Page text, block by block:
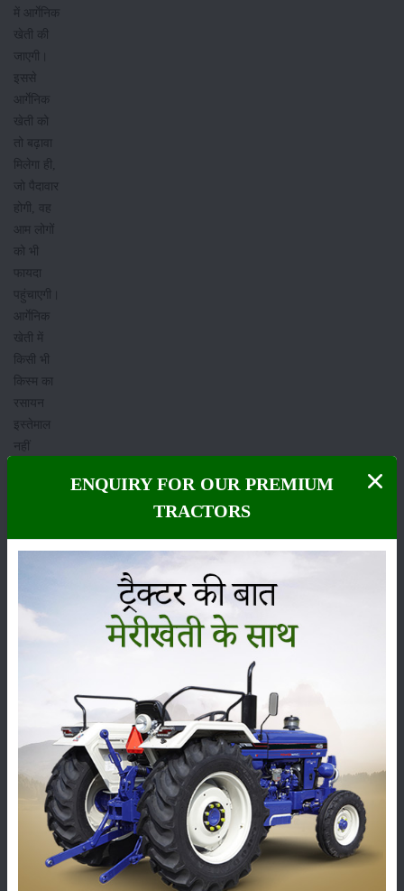
में आर्गेनिक
खेती की
जाएगी।
इससे
आर्गेनिक
खेती को
तो बढ़ावा
मिलेगा ही,
जो पैदावार
होगी, वह
आम लोगों
को भी
फायदा
पहुंचाएगी।
आर्गेनिक
खेती में
किसी भी
किस्म का
रसायन
इस्तेमाल
नहीं
खेती भी
आगे
बढ़ाया।
माना जा
रहा है कि
खेती का
ENQUIRY FOR OUR PREMIUM
TRACTORS